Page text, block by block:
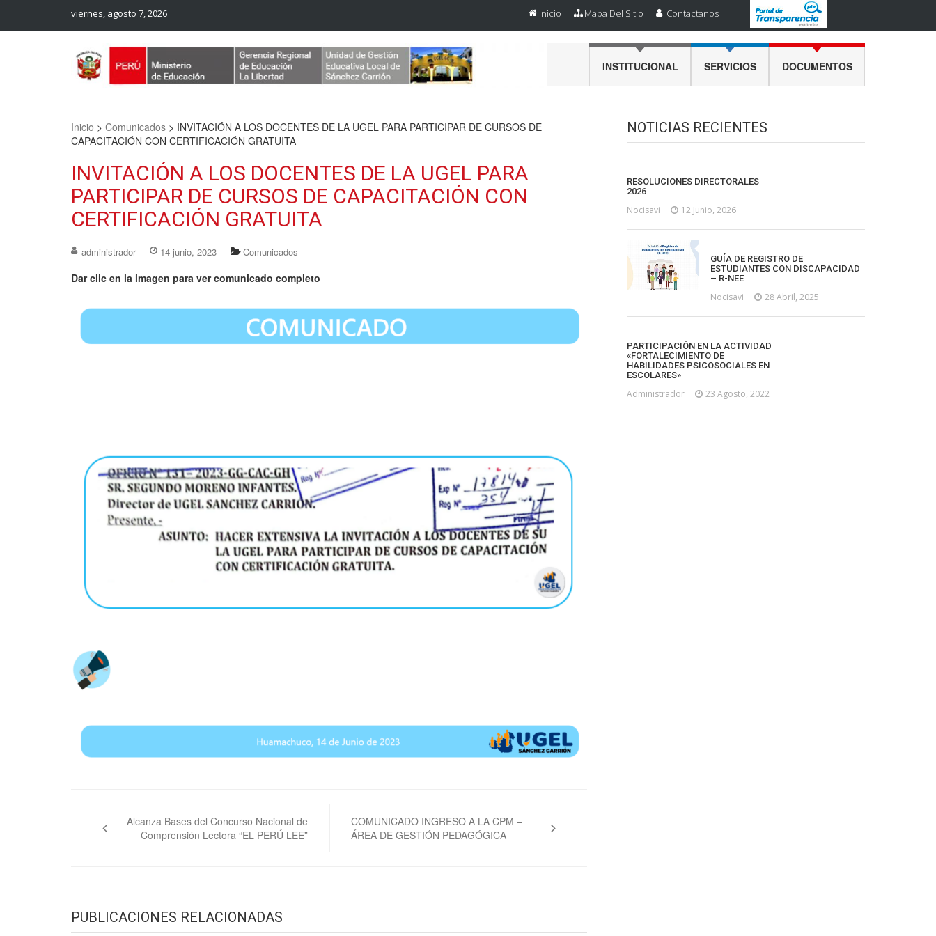
viernes, agosto 7, 2026 Inicio Mapa Del Sitio Contactanos
INSTITUCIONAL SERVICIOS DOCUMENTOS
Inicio > Comunicados > INVITACIÓN A LOS DOCENTES DE LA UGEL PARA PARTICIPAR DE CURSOS DE
CAPACITACIÓN CON CERTIFICACIÓN GRATUITA
INVITACIÓN A LOS DOCENTES DE LA UGEL PARA
PARTICIPAR DE CURSOS DE CAPACITACIÓN CON
CERTIFICACIÓN GRATUITA
administrador 14 junio, 2023 Comunicados
Dar clic en la imagen para ver comunicado completo
entradas
Alcanza Bases del Concurso Nacional de
Comprensión Lectora “EL PERÚ LEE”
COMUNICADO INGRESO A LA CPM –
ÁREA DE GESTIÓN PEDAGÓGICA
PUBLICACIONES RELACIONADAS
NOTICIAS RECIENTES
RESOLUCIONES DIRECTORALES
2026
Nocisavi 12 Junio, 2026
GUÍA DE REGISTRO DE
ESTUDIANTES CON DISCAPACIDAD
– R-NEE
Nocisavi 28 Abril, 2025
PARTICIPACIÓN EN LA ACTIVIDAD
«FORTALECIMIENTO DE
HABILIDADES PSICOSOCIALES EN
ESCOLARES»
Administrador 23 Agosto, 2022